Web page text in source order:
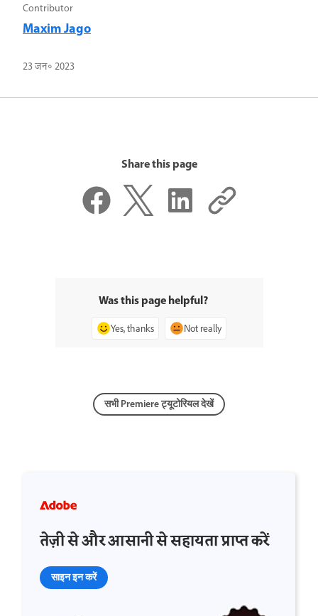
Contributor
Maxim Jago
23 जन॰ 2023
Share this page
Was this page helpful?
Yes, thanks Not really
सभी Premiere ट्यूटोरियल देखें
तेज़ी से और आसानी से सहायता प्राप्त करें
साइन इन करें